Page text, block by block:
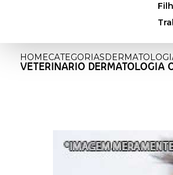
HOMECATEGORIAS
VETERINARIO DERMATOLOGIA